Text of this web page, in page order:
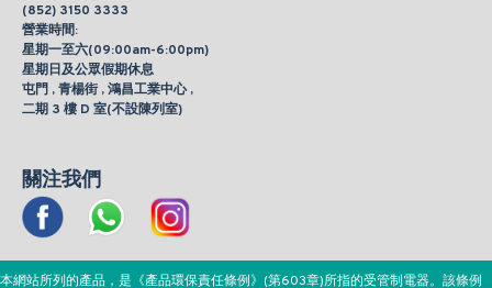
(852) 3150 3333
營業時間:
星期一至六(09:00am-6:00pm)
星期日及公眾假期休息
屯門 , 青楊街 , 鴻昌工業中心 ,
二期 3 樓 D 室(不設陳列室)
關注我們
本網站所列的產品，是《產品環保責任條例》(第603章)所指的受管制電器。該條例